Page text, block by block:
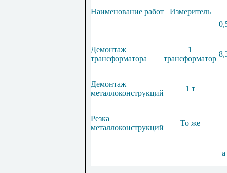
Наименование работ
Измеритель
Демонтаж
трансформатора
1
трансформатор
Демонтаж
металлоконструкций
1 т
Резка
металлоконструкций
То же
а